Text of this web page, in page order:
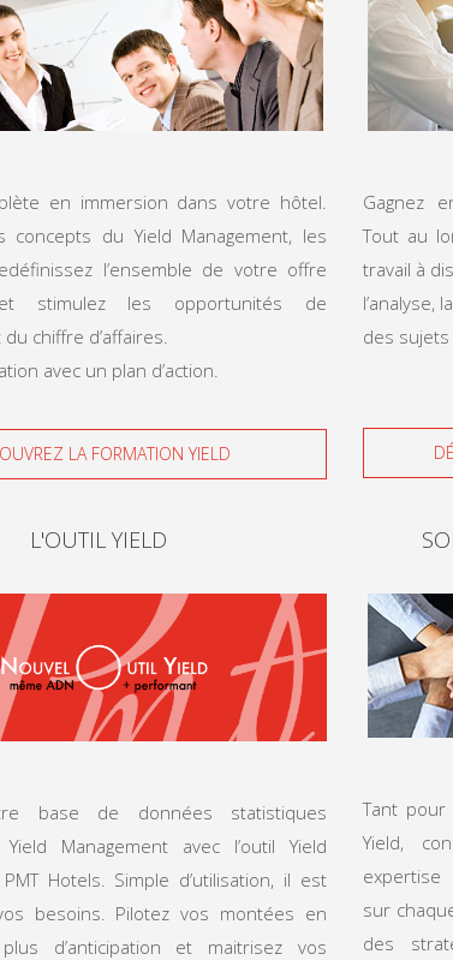
en immersion dans votre hôtel.
concepts du Yield Management, les
l’ensemble de votre offre
et stimulez les opportunités de
chiffre d’affaires.
avec un plan d’action.
LA FORMATION YIELD
Gagnez
Tout au
travail à
l’analyse,
des
L'OUTIL YIELD
base de données statistiques
Management avec l’outil Yield
Hotels. Simple d’utilisation, il est
besoins. Pilotez vos montées en
d’anticipation et maitrisez vos
Tant pour
Yield,
sur
des